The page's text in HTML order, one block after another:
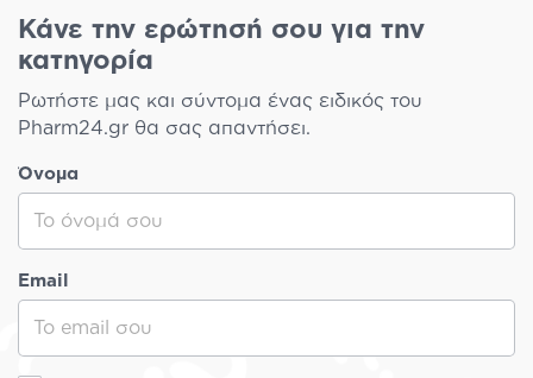
Κάνε την ερώτησή σου για την
κατηγορία
Ρωτήστε μας και σύντομα ένας ειδικός του
Pharm24.gr θα σας απαντήσει.
Όνομα
Email